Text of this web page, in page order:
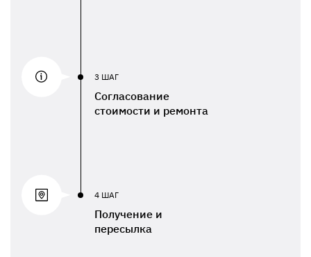
3 ШАГ
Согласование
стоимости и ремонта
4 ШАГ
Получение и
пересылка